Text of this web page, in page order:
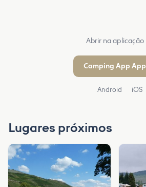
Abrir na aplicação
Camping App App
Android iOS
Lugares próximos